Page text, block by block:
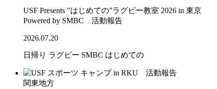
USF Presents ”はじめての”ラグビー教室 2026 in 東京
Powered by SMBC 活動報告
2026.07.20
日帰り ラグビー SMBC はじめての
関東地方